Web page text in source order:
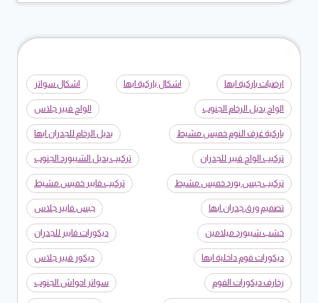
ارضيات باركية ابها اشكال باركية ابها اشكال سواتر
الواح بديل الرخام الجنوب الواح فيبر جلاس
باركية غرف النوم خميس مشيط بديل الرخام للجدران ابها
تركيب الواح فيبر للجدران تركيب بديل الشيبورد الجنوب
تركيب جبس بورد خميس مشيط تركيب فايبر خميس مشيط
تصميم ورق جدران ابها جبس فايبر جلاس
خشب شيبورد ميلامين ديكورات فايبر للجدران
ديكورات فوم داخلية ابها ديكور فيبر جلاس
زخارف ديكورات الفوم سواتر احواش الجنوب